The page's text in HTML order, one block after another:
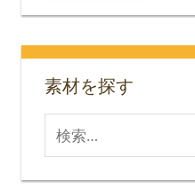
ー
ジ
送
り
素材を探す
索
対